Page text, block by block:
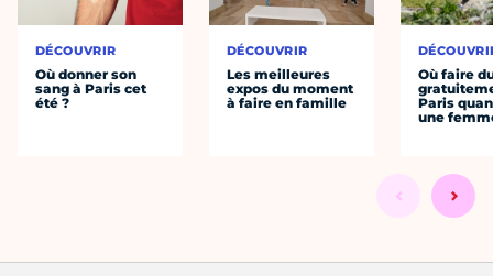
DÉCOUVRIR
Où donner son
sang à Paris cet
été ?
DÉCOUVRIR
Les meilleures
expos du moment
à faire en famille
Où faire
Paris
une